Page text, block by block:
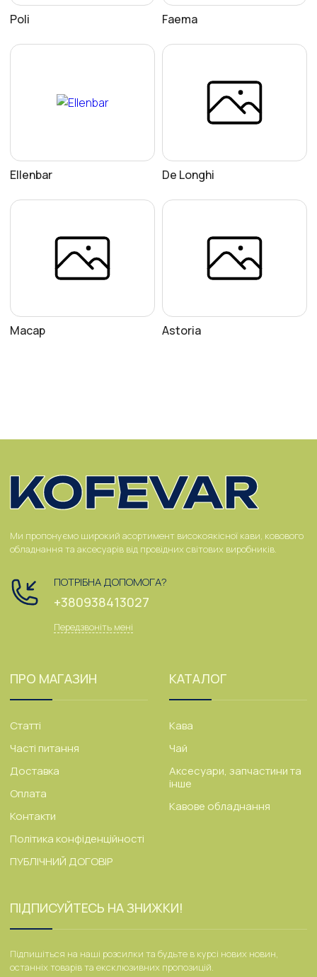
Poli Faema
Ellenbar De Longhi
Macap Astoria
Ми пропонуємо широкий асортимент високоякісної кави, ковового
обладнання та аксесуарів від провідних світових виробників.
ПОТРІБНА ДОПОМОГА?
+380938413027
Передзвоніть мені
ПРО МАГАЗИН
Статті
Часті питання
Доставка
Оплата
Контакти
Політика конфіденційності
ПУБЛІЧНИЙ ДОГОВІР
КАТАЛОГ
Кава
Чай
Аксесуари, запчастини та
інше
Кавове обладнання
ПІДПИСУЙТЕСЬ НА ЗНИЖКИ!
Підпишіться на наші розсилки та будьте в курсі нових новин,
останніх товарів та ексклюзивних пропозицій.